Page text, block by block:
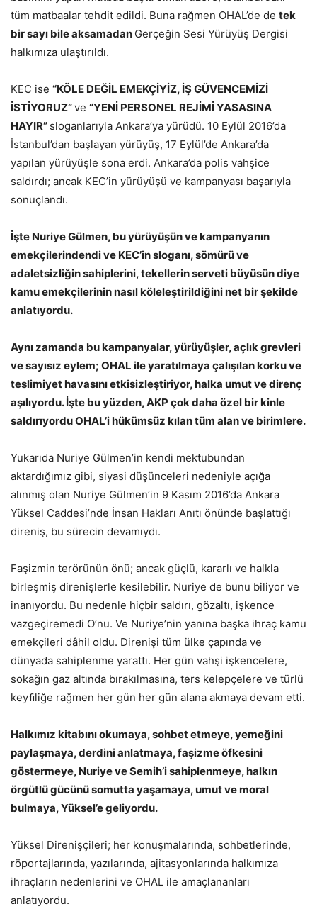
tüm matbaalar tehdit edildi. Buna rağmen OHAL’de de tek
bir sayı bile aksamadan Gerçeğin Sesi Yürüyüş Dergisi
halkımıza ulaştırıldı.
KEC ise “KÖLE DEĞİL EMEKÇİYİZ, İŞ GÜVENCEMİZİ
İSTİYORUZ”ve “YENİ PERSONEL REJİMİ YASASINA
HAYIR” sloganlarıyla Ankara’ya yürüdü. 10 Eylül 2016’da
İstanbul’dan başlayan yürüyüş, 17 Eylül’de Ankara’da
yapılan yürüyüşle sona erdi. Ankara’da polis vahşice
saldırdı; ancak KEC’in yürüyüşü ve kampanyası başarıyla
sonuçlandı.
İşte Nuriye Gülmen, bu yürüyüşün ve kampanyanın
emekçilerindendi ve KEC’in sloganı, sömürü ve
adaletsizliğin sahiplerini, tekellerin serveti büyüsün diye
kamu emekçilerinin nasıl köleleştirildiğini net bir şekilde
anlatıyordu.
Aynı zamanda bu kampanyalar, yürüyüşler, açlık grevleri
ve sayısız eylem; OHAL ile yaratılmaya çalışılan korku ve
teslimiyet havasını etkisizleştiriyor, halka umut ve direnç
aşılıyordu. İşte bu yüzden, AKP çok daha özel bir kinle
saldırıyordu OHAL’i hükümsüz kılan tüm alan ve birimlere.
Yukarıda Nuriye Gülmen’in kendi mektubundan
aktardığımız gibi, siyasi düşünceleri nedeniyle açığa
alınmış olan Nuriye Gülmen’in 9 Kasım 2016’da Ankara
Yüksel Caddesi’nde İnsan Hakları Anıtı önünde başlattığı
direniş, bu sürecin devamıydı.
Faşizmin terörünün önü; ancak güçlü, kararlı ve halkla
birleşmiş direnişlerle kesilebilir. Nuriye de bunu biliyor ve
inanıyordu. Bu nedenle hiçbir saldırı, gözaltı, işkence
vazgeçiremedi O’nu. Ve Nuriye’nin yanına başka ihraç kamu
emekçileri dâhil oldu. Direnişi tüm ülke çapında ve
dünyada sahiplenme yarattı. Her gün vahşi işkencelere,
sokağın gaz altında bırakılmasına, ters kelepçelere ve türlü
keyﬁliğe rağmen her gün her gün alana akmaya devam etti.
Halkımız kitabını okumaya, sohbet etmeye, yemeğini
paylaşmaya, derdini anlatmaya, faşizme öfkesini
göstermeye, Nuriye ve Semih’i sahiplenmeye, halkın
örgütlü gücünü somutta yaşamaya, umut ve moral
bulmaya, Yüksel’e geliyordu.
Yüksel Direnişçileri; her konuşmalarında, sohbetlerinde,
röportajlarında, yazılarında, ajitasyonlarında halkımıza
ihraçların nedenlerini ve OHAL ile amaçlananları
anlatıyordu.